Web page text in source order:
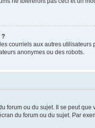
?
courriels aux autres utilisateurs
anonymes ou des robots.
forum ou du sujet. Il se peut
du forum ou du sujet. Par